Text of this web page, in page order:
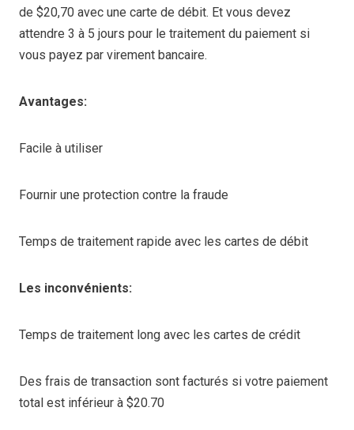
de $20,70 avec une carte de débit. Et vous devez
attendre 3 à 5 jours pour le traitement du paiement si
vous payez par virement bancaire.
Avantages:
Facile à utiliser
Fournir une protection contre la fraude
Temps de traitement rapide avec les cartes de débit
Les inconvénients:
Temps de traitement long avec les cartes de crédit
Des frais de transaction sont facturés si votre paiement
total est inférieur à $20.70